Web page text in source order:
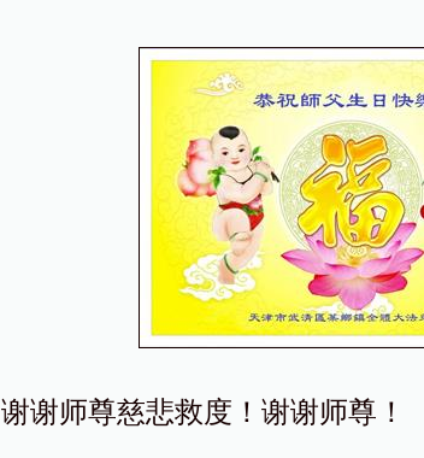
谢谢师尊慈悲救度！谢谢师尊！